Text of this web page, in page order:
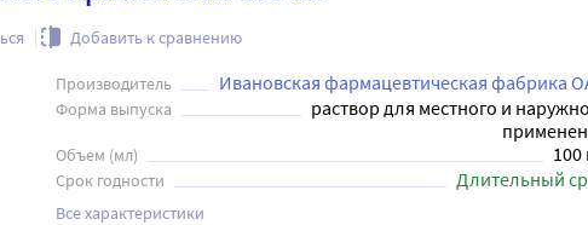
Добавить к сравнению
Производитель Ивановская фармацевтическая фабрика
Форма выпуска
раствор для местного и
Объем (мл) 100
Срок годности Длительный
Все характеристики